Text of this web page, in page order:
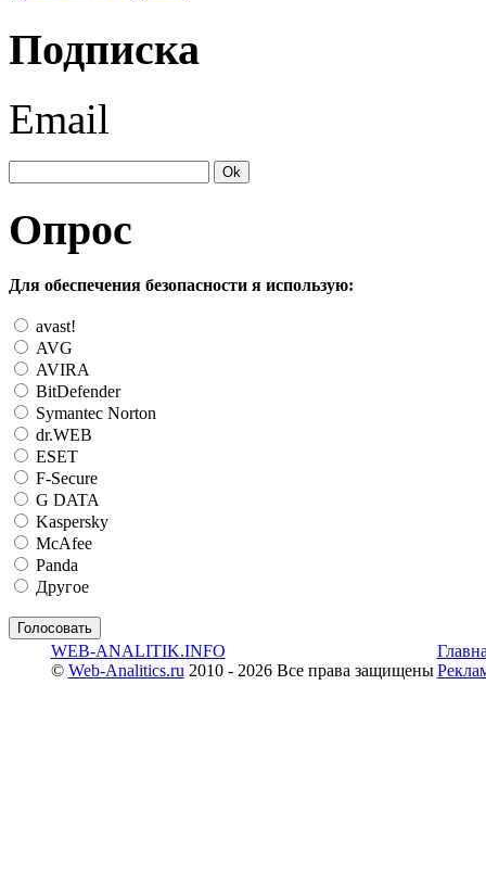
Подписка
Email
Опрос
Для обеспечения безопасности я использую:
avast!
AVG
AVIRA
BitDefender
Symantec Norton
dr.WEB
ESET
F-Secure
G DATA
Kaspersky
McAfee
Panda
Другое
WEB-ANALITIK.INFO
© Web-Analitics.ru 2010 - 2026 Все права защищены